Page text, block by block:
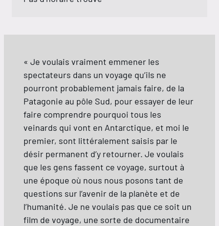
« Je voulais vraiment emmener les
spectateurs dans un voyage qu’ils ne
pourront probablement jamais faire, de la
Patagonie au pôle Sud, pour essayer de leur
faire comprendre pourquoi tous les
veinards qui vont en Antarctique, et moi le
premier, sont littéralement saisis par le
désir permanent d’y retourner. Je voulais
que les gens fassent ce voyage, surtout à
une époque où nous nous posons tant de
questions sur l’avenir de la planète et de
l’humanité. Je ne voulais pas que ce soit un
film de voyage, une sorte de documentaire